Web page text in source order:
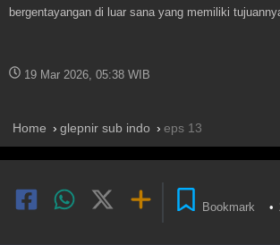
bergentayangan di luar sana yang memiliki
19 Mar 2026, 05:38 WIB
Home glepnir sub indo eps 13
Bookmark •